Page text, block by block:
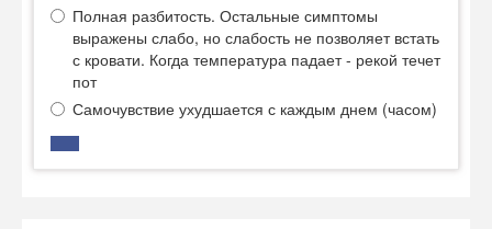
Полная разбитость. Остальные симптомы
выражены слабо, но слабость не позволяет встать
с кровати. Когда температура падает - рекой течет
пот
Самочувствие ухудшается с каждым днем (часом)